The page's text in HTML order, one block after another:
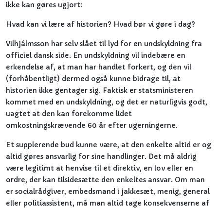
ikke kan gøres ugjort:
Hvad kan vi lære af historien? Hvad bør vi gøre i dag?
Vilhjálmsson har selv slået til lyd for en undskyldning fra
officiel dansk side. En undskyldning vil indebære en
erkendelse af, at man har handlet forkert, og den vil
(forhåbentligt) dermed også kunne bidrage til, at
historien ikke gentager sig. Faktisk er statsministeren
kommet med en undskyldning, og det er naturligvis godt,
uagtet at den kan forekomme lidet
omkostningskrævende 60 år efter ugerningerne.
Et supplerende bud kunne være, at den enkelte altid er og
altid gøres ansvarlig for sine handlinger. Det må aldrig
være legitimt at henvise til et direktiv, en lov eller en
ordre, der kan tilsidesætte den enkeltes ansvar. Om man
er socialrådgiver, embedsmand i jakkesæt, menig, general
eller politiassistent, må man altid tage konsekvenserne af